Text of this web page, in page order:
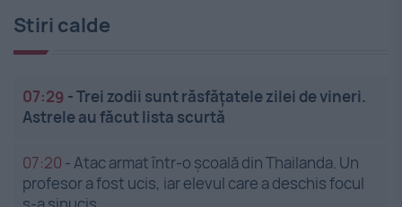
Stiri calde
07:29 -Trei zodii sunt răsfățatele zilei de vineri.
Astrele au făcut lista scurtă
07:20 -Atac armat într-o școală din Thailanda. Un
profesor a fost ucis, iar elevul care a deschis focul